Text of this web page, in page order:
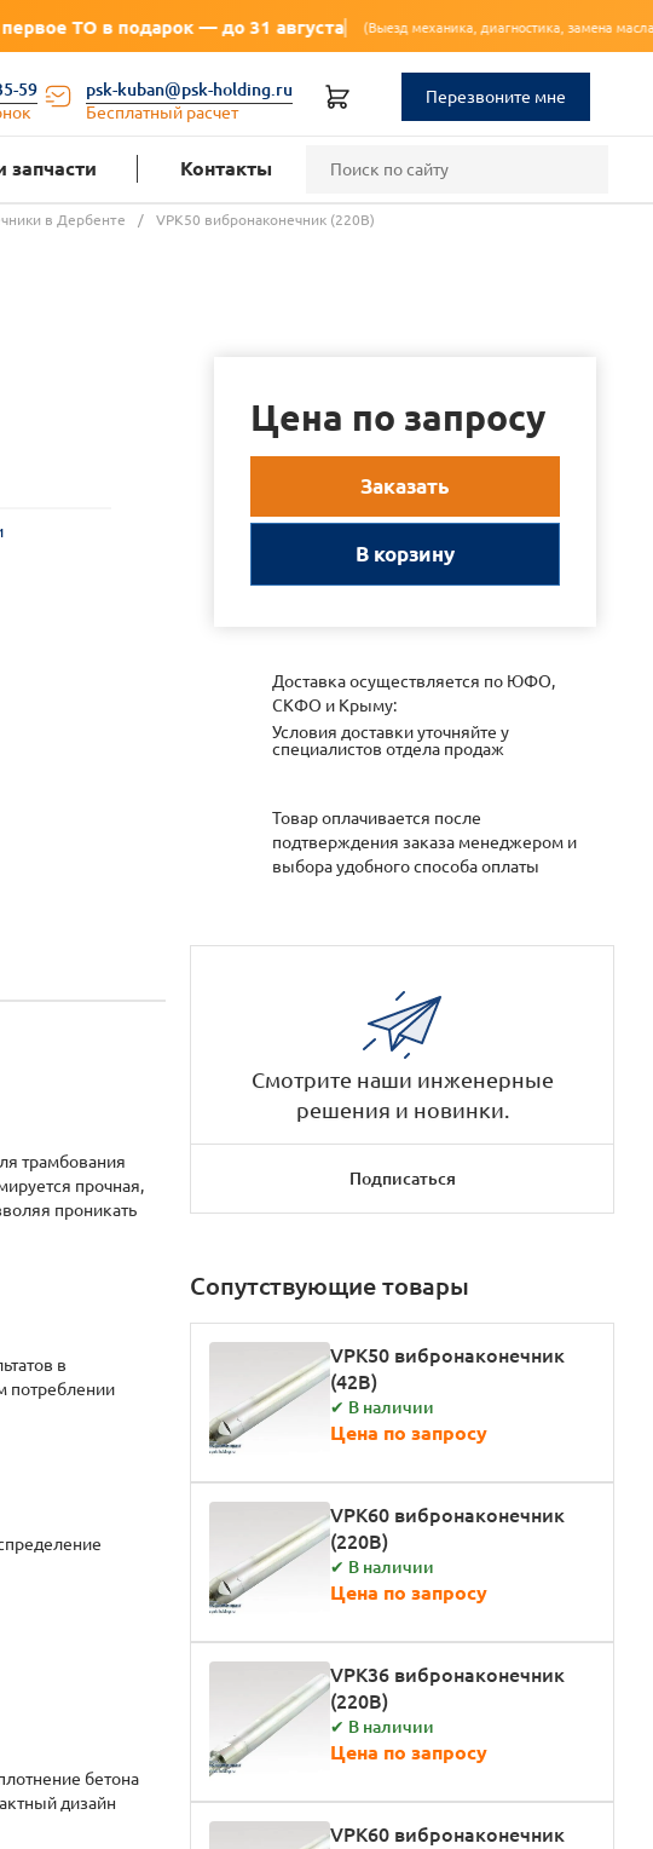
— до 31 августа (Выезд механика, диагностика, замена масла, фильтра)🔥
59
psk-kuban@psk-holding.ru
Бесплатный расчет
Перезвоните мне
запчасти Контакты
в Дербенте / VPK50 вибронаконечник (220В)
трамбования
прочная,
проникать
в
потреблении
бетона
дизайн
Цена по запросу
Заказать
В корзину
Доставка осуществляется по ЮФО,
СКФО и Крыму:
Условия доставки уточняйте у
специалистов отдела продаж
Товар оплачивается после
подтверждения заказа менеджером и
выбора удобного способа оплаты
Смотрите наши инженерные
решения и новинки.
Подписаться
Сопутствующие товары
VPK50 вибронаконечник
(42В)
✔ В наличии
Цена по запросу
VPK60 вибронаконечник
(220В)
✔ В наличии
Цена по запросу
VPK36 вибронаконечник
(220В)
✔ В наличии
Цена по запросу
VPK60 вибронаконечник